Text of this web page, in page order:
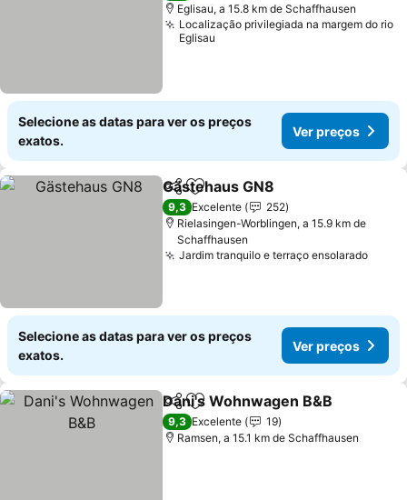
Eglisau, a 15.8 km de Schaffhausen
Localização privilegiada na margem do rio
Eglisau
Selecione as datas para ver os preços
exatos.
Ver preços
PartilharAdicionar aos favoritos
Gästehaus GN8
9,3 Excelente
252
Rielasingen-Worblingen, a 15.9 km de
Schaffhausen
Jardim tranquilo e terraço ensolarado
Selecione as datas para ver os preços
exatos.
Ver preços
PartilharAdicionar aos favoritos
Dani's Wohnwagen B&B
9,3 Excelente
19
Ramsen, a 15.1 km de Schaffhausen